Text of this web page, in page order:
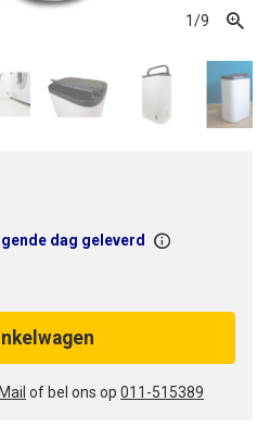
1/9
dag geleverd
Mail of bel ons op 011-515389